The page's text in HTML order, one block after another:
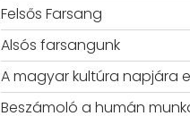
Felsős Farsang
Alsós farsangunk
A magyar kultúra napjára
Beszámoló a humán